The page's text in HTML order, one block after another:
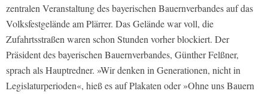
zentralen Veranstaltung des bayerischen Bauernverbandes auf das
Volksfestgelände am Plärrer. Das Gelände war voll, die
Zufahrtsstraßen waren schon Stunden vorher blockiert. Der
Präsident des bayerischen Bauernverbandes, Günther Felßner,
sprach als Hauptredner. »Wir denken in Generationen, nicht in
Legislaturperioden«, hieß es auf Plakaten oder »Ohne uns Bauern